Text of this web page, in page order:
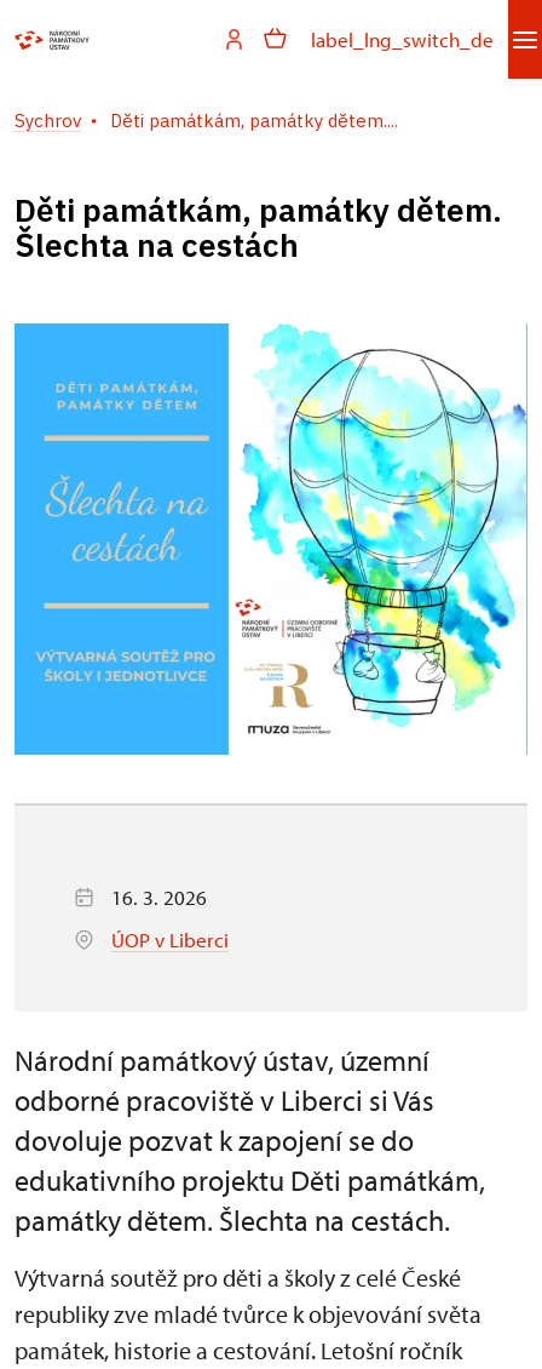
label_lng_switch_de
Sychrov Děti památkám, památky dětem....
Děti památkám, památky dětem.
Šlechta na cestách
16. 3. 2026
ÚOP v Liberci
Národní památkový ústav, územní
odborné pracoviště v Liberci si Vás
dovoluje pozvat k zapojení se do
edukativního projektu Děti památkám,
památky dětem. Šlechta na cestách.
Výtvarná soutěž pro děti a školy z celé České
republiky zve mladé tvůrce k objevování světa
památek, historie a cestování. Letošní ročník